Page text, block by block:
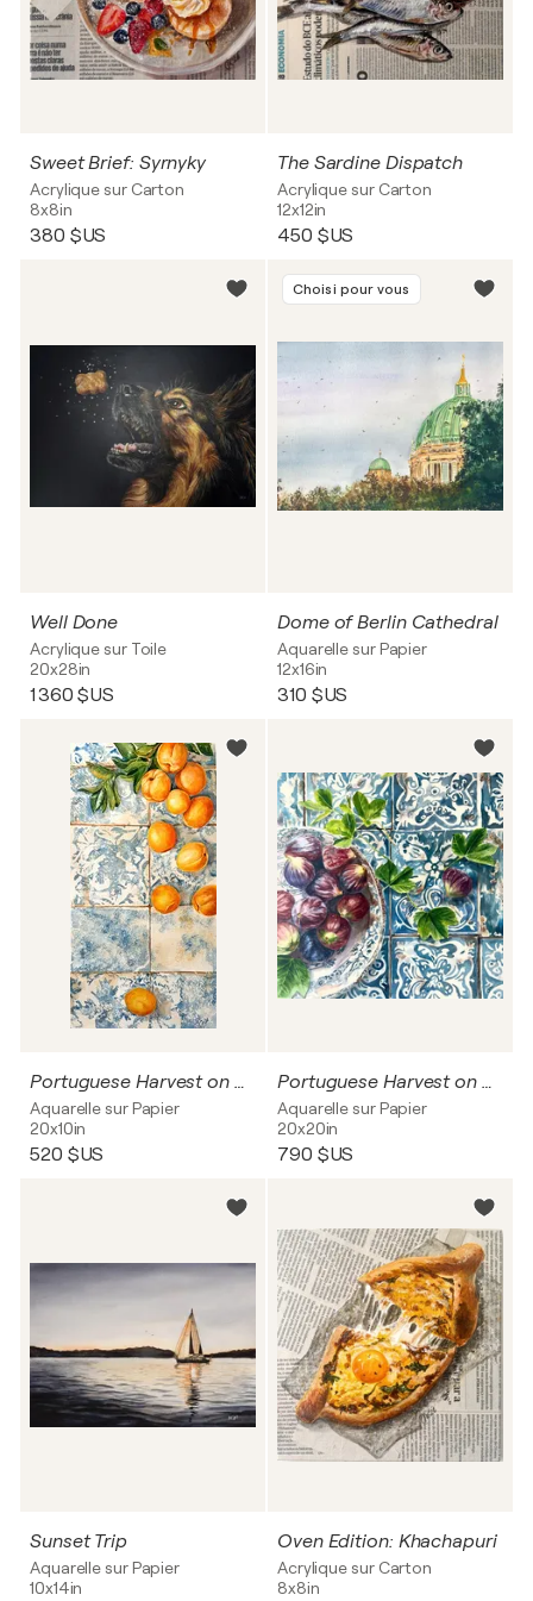
Sweet Brief: Syrnyky
Acrylique sur Carton
8x8in
380 $US
The Sardine Dispatch
Acrylique sur Carton
12x12in
450 $US
Well Done
Acrylique sur Toile
20x28in
1 360 $US
Choisi pour vous
Dome of Berlin Cathedral
Aquarelle sur Papier
12x16in
310 $US
Portuguese Harvest on Azulejo Time – Golden Apricots
Aquarelle sur Papier
20x10in
520 $US
Portuguese Harvest on Azulejo Time – Juicy Figs
Aquarelle sur Papier
20x20in
790 $US
Sunset Trip
Aquarelle sur Papier
10x14in
Oven Edition: Khachapuri
Acrylique sur Carton
8x8in